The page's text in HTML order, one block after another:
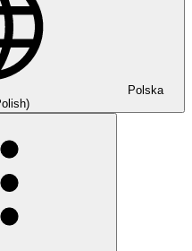
Polska